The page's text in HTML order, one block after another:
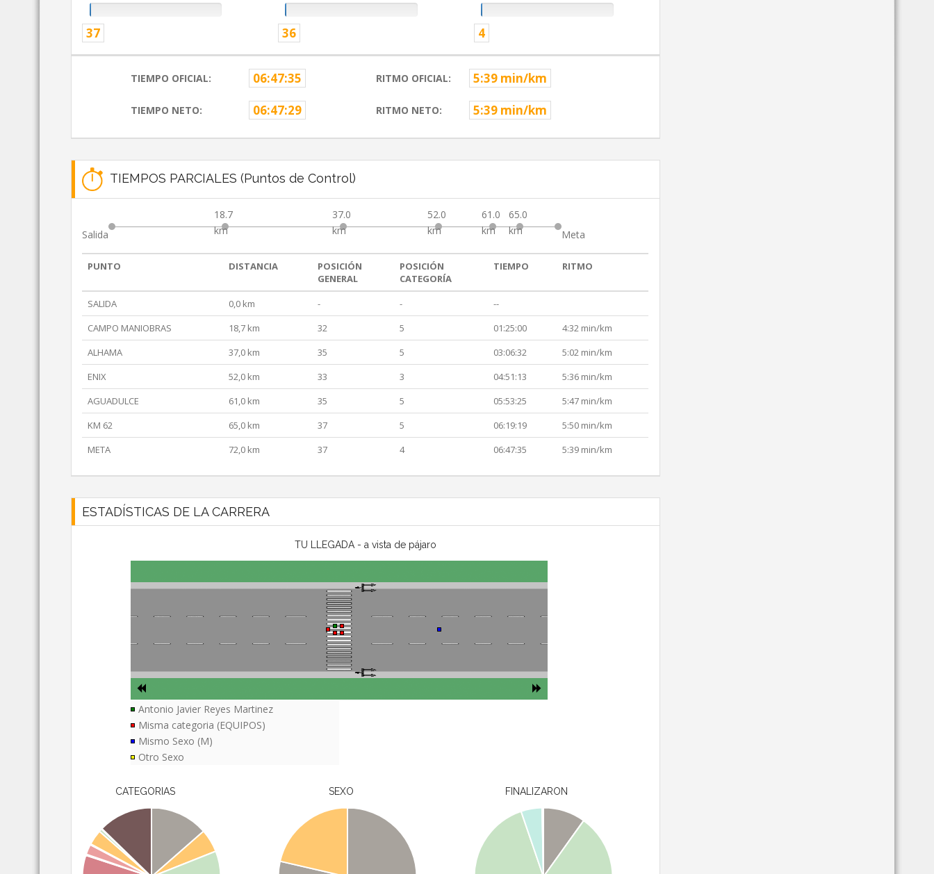
37 36 4
TIEMPO OFICIAL: 06:47:35 RITMO OFICIAL: 5:39 min/km
TIEMPO NETO: 06:47:29 RITMO NETO: 5:39 min/km
TIEMPOS PARCIALES (Puntos de Control)
Salida
18.7
km
37.0
km
52.0
km
61.0
km
65.0
km
Meta
PUNTO DISTANCIA
POSICIÓN
GENERAL
POSICIÓN
CATEGORÍA
TIEMPO RITMO
SALIDA 0,0 km - -
--
CAMPO MANIOBRAS
18,7 km 32 5 01:25:00
4:32 min/km
ALHAMA
37,0 km 35 5 03:06:32
5:02 min/km
ENIX
52,0 km 33 3 04:51:13
5:36 min/km
AGUADULCE
61,0 km 35 5 05:53:25
5:47 min/km
KM 62
65,0 km 37 5 06:19:19
5:50 min/km
META
72,0 km 37 4 06:47:35 5:39 min/km
ESTADÍSTICAS DE LA CARRERA
TU LLEGADA - a vista de pájaro
Antonio Javier Reyes Martinez
Misma categoria (EQUIPOS)
Mismo Sexo (M)
Otro Sexo
CATEGORIAS SEXO FINALIZARON